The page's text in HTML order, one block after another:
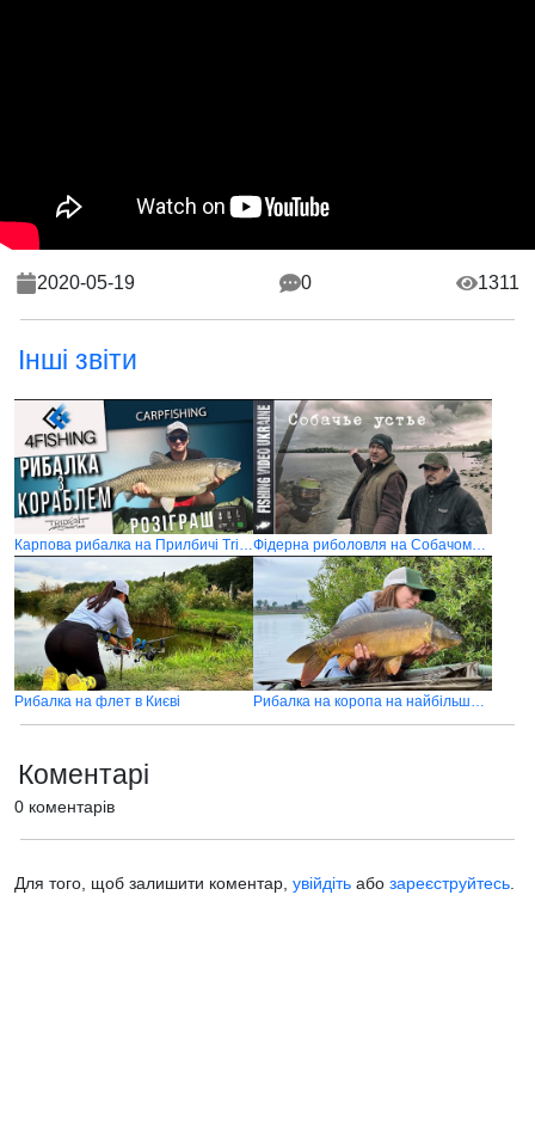
2020-05-19 0 1311
Інші звіти
Карпова рибалка на Прилбичі Trident Lake Фідерна риболовля на Собачому гирлі
Рибалка на флет в Києві Рибалка на коропа на найбільшому озері України
Коментарі
0 коментарів
Для того, щоб залишити коментар, увійдіть або зареєструйтесь